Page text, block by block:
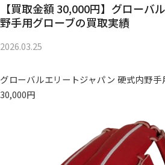
【買取金額 30,000円】グローバ
野手用グローブの買取実績
2026.03.25
グローバルエリートジャパン 硬式内野
30,000円